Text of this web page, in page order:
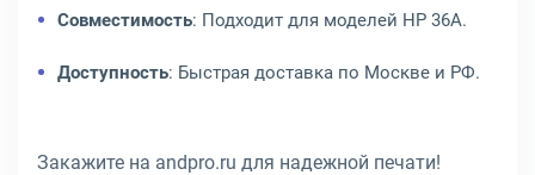
Совместимость: Подходит для моделей HP 36A.
Доступность: Быстрая доставка по Москве и РФ.
Закажите на andpro.ru для надежной печати!